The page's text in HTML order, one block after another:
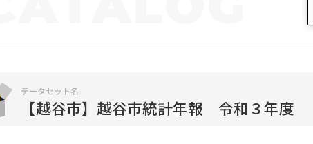
データセット名
【越谷市】越谷市統計年報 令和３年度